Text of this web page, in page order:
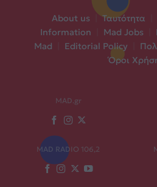
About us Ταυτότητα
Information
Mad Jobs
Mad
Editorial Policy
Όροι
MAD.gr
MAD RADIO 106,2